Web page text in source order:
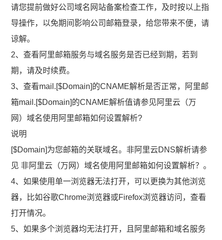
请您提前做好公司域名网站备案检查工作，及时按以上指
导操作，以免期间影响公司邮箱登录，给您带来不便，请
谅解。
2、查看阿里邮箱服务与域名服务是否已经到期，若到
期，请及时续费。
3、查看mail.[$Domain]的CNAME解析是否正常，阿里邮
箱mail.[$Domain]的CNAME解析值请参见阿里云（万
网）域名使用阿里邮箱如何设置解析?
说明
[$Domain]为您邮箱的关联域名。非阿里云DNS解析请参
见 非阿里云（万网）域名使用阿里邮箱如何设置解析？。
4、如果使用单一浏览器无法打开，可以更换为其他浏览
器，比如谷歌Chrome浏览器或Firefox浏览器访问，查看
打开情况。
5、如果多个浏览器均无法打开，且阿里邮箱和域名服务